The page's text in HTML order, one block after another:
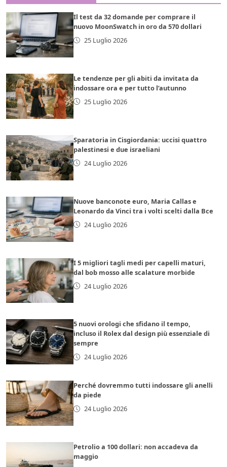
Il test da 32 domande per comprare il
nuovo MoonSwatch in oro da 570 dollari
25 Luglio 2026
Le tendenze per gli abiti da invitata da
indossare ora e per tutto l’autunno
25 Luglio 2026
Sparatoria in Cisgiordania: uccisi quattro
palestinesi e due israeliani
24 Luglio 2026
Nuove banconote euro, Maria Callas e
Leonardo da Vinci tra i volti scelti dalla Bce
24 Luglio 2026
I 5 migliori tagli medi per capelli maturi,
dal bob mosso alle scalature morbide
24 Luglio 2026
5 nuovi orologi che sfidano il tempo,
incluso il Rolex dal design più essenziale di
sempre
24 Luglio 2026
Perché dovremmo tutti indossare gli anelli
da piede
24 Luglio 2026
Petrolio a 100 dollari: non accadeva da
maggio